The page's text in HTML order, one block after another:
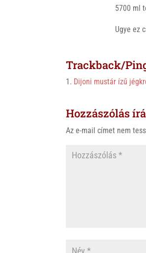
5700 ml
Ugye ez
Trackback/
Dijoni mustár ízű
Hozzászólás
Az e-mail címet nem